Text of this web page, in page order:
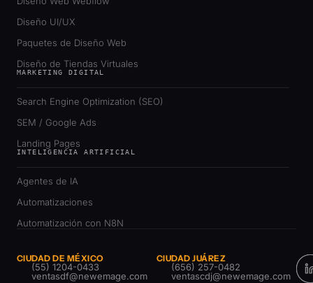
Diseño UI/UX
Paquetes de Diseño Web
Diseño de Tiendas Virtuales
MARKETING DIGITAL
Search Engine Optimization (SEO)
SEM / Google Ads
Landing Pages
INTELIGENCIA ARTIFICIAL
Agentes de IA
Automatizaciones
Automatización con N8N
CIUDAD DE MÉXICO
(55) 1204-0433
ventasdf@newemage.com
CIUDAD JUÁREZ
(656) 257-0482
ventascdj@newemage.com